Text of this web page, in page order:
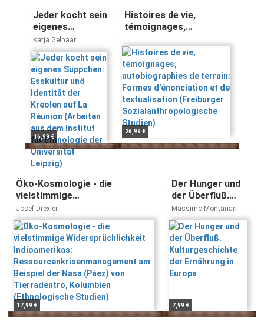
Jeder kocht sein
eigenes
Süppchen:
Esskultur und
Identität der
Kreolen auf La
Réunion
(Arbeiten aus
dem Institut für
Ethnologie der
Universität
Leipzig)
Katja Gelhaar
16,99 €
Histoires de vie,
témoignages,
terrain: Formes
d'énonciation et de
textualisation
(Freiburger
Sozialanthropologische
Studien)
26,99 €
Öko-Kosmologie - die
vielstimmige
Widersprüchlichkeit
Indioamerikas:
Ressourcenkrisenmanagement
am Beispiel der Nasa (Páez)
von Tierradentro, Kolumbien
(Ethnologische Studien)
Josef Drexler
17,99 €
Der Hunger und
der Überfluß.
Kulturgeschichte
der Ernährung in
Europa
Massimo Montanari
7,99 €